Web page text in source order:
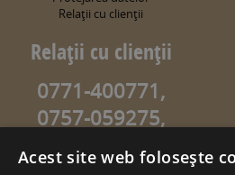
Relaţii cu clienţii
Relaţii cu clienţii
0771-400771,
0757-059275,
0757-059274
info@sweetgarden.ro
Acest site web folosește